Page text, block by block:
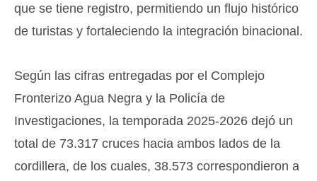
que se tiene registro, permitiendo un flujo histórico
de turistas y fortaleciendo la integración binacional.
Según las cifras entregadas por el Complejo
Fronterizo Agua Negra y la Policía de
Investigaciones, la temporada 2025-2026 dejó un
total de 73.317 cruces hacia ambos lados de la
cordillera, de los cuales, 38.573 correspondieron a